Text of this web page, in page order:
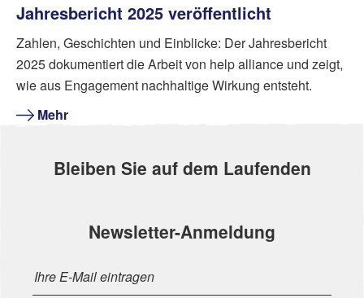
Jahresbericht 2025 veröffentlicht
Zahlen, Geschichten und Einblicke: Der Jahresbericht
2025 dokumentiert die Arbeit von help alliance und zeigt,
wie aus Engagement nachhaltige Wirkung entsteht.
Mehr
Bleiben Sie auf dem Laufenden
Newsletter-Anmeldung